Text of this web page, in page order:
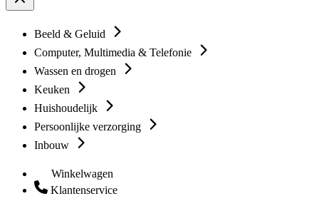
Beeld & Geluid
Computer, Multimedia & Telefonie
Wassen en drogen
Keuken
Huishoudelijk
Persoonlijke verzorging
Inbouw
Winkelwagen
Klantenservice